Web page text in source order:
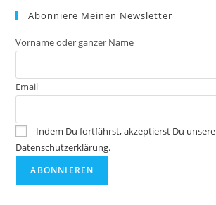
Abonniere Meinen Newsletter
Vorname oder ganzer Name
Email
Indem Du fortfährst, akzeptierst Du unsere
Datenschutzerklärung.